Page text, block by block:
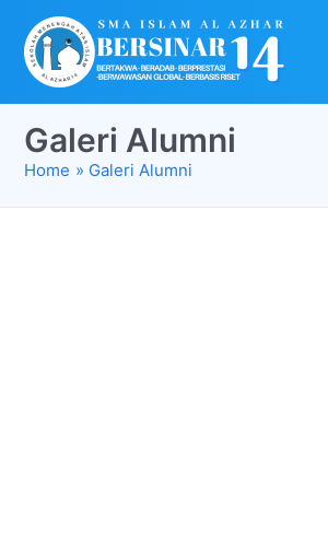
Home Galeri Alumni
Galeri Alumni